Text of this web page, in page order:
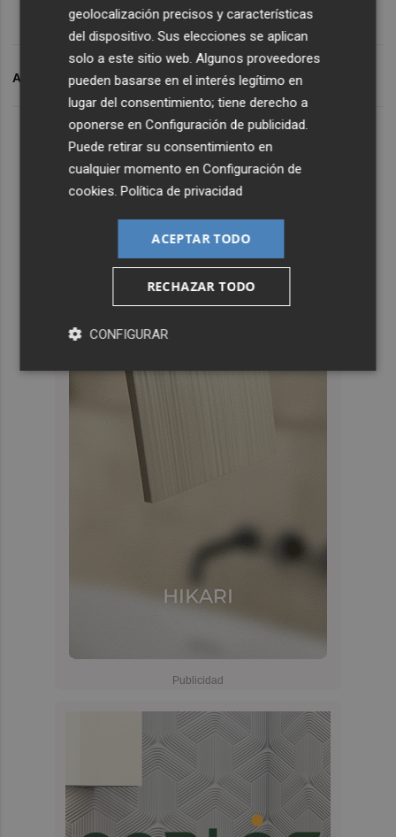
ARCHIVADO EN CASTELLÓ
geolocalización precisos y características
del dispositivo. Sus elecciones se aplican
solo a este sitio web. Algunos proveedores
pueden basarse en el interés legítimo en
lugar del consentimiento; tiene derecho a
oponerse enConfiguración de publicidad
Puede retirar su consentimiento en
cualquier momento enConfiguración de
cookies .Política de privacidad
ACEPTAR TODO
RECHAZAR TODO
CONFIGURAR